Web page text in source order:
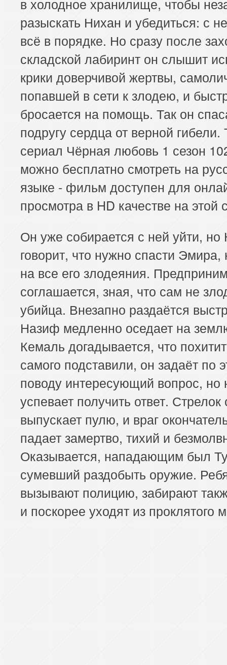
разыскать Нихан и убедиться: с
всё в порядке. Но сразу после
складской лабиринт он слышит
крики доверчивой жертвы,
попавшей в сети к злодею, и
бросается на помощь. Так он
подругу сердца от верной гибели.
сериал Чёрная любовь 1 сезон
можно бесплатно смотреть на
языке - фильм доступен для
просмотра в HD качестве на этой
Он уже собирается с ней уйти, но
говорит, что нужно спасти Эмира,
на все его злодеяния.
соглашается, зная, что сам не
убийца. Внезапно раздаётся
Назиф медленно оседает на
Кемаль догадывается, что
самого подставили, он задаёт по
поводу интересующий вопрос, но
успевает получить ответ. Стрелок
выпускает пулю, и враг
падает замертво, тихий и
Оказывается, нападающим был
сумевший раздобыть оружие.
вызывают полицию, забирают
и поскорее уходят из проклятого